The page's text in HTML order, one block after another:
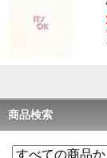
商品検索